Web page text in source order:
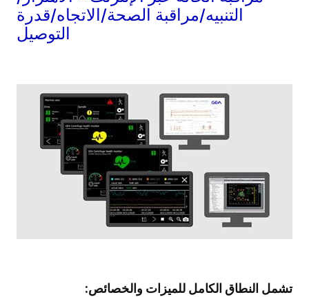
التنبيه/مراقبة الصحة/الاتجاه/قدرة
التوصيل
تشمل النطاق الكامل للميزات والخصائص: